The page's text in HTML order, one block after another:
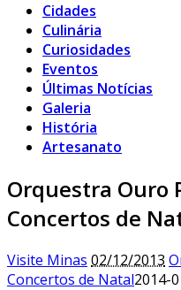
Cidades
Culinária
Curiosidades
Eventos
Últimas Notícias
Galeria
História
Artesanato
Orquestra Ouro
Concertos de
Visite Minas 02/12/2013
Concertos de Natal2014-